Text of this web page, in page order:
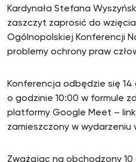
Kardynała Stefana
zaszczyt zaprosić do wzięcia
Ogólnopolskiej Konferencji
problemy ochrony praw
Konferencja odbędzie się
o godzinie 10:00 w formule
platformy Google Meet –
zamieszczony w wydarzeniu
Zważając na obchodzony